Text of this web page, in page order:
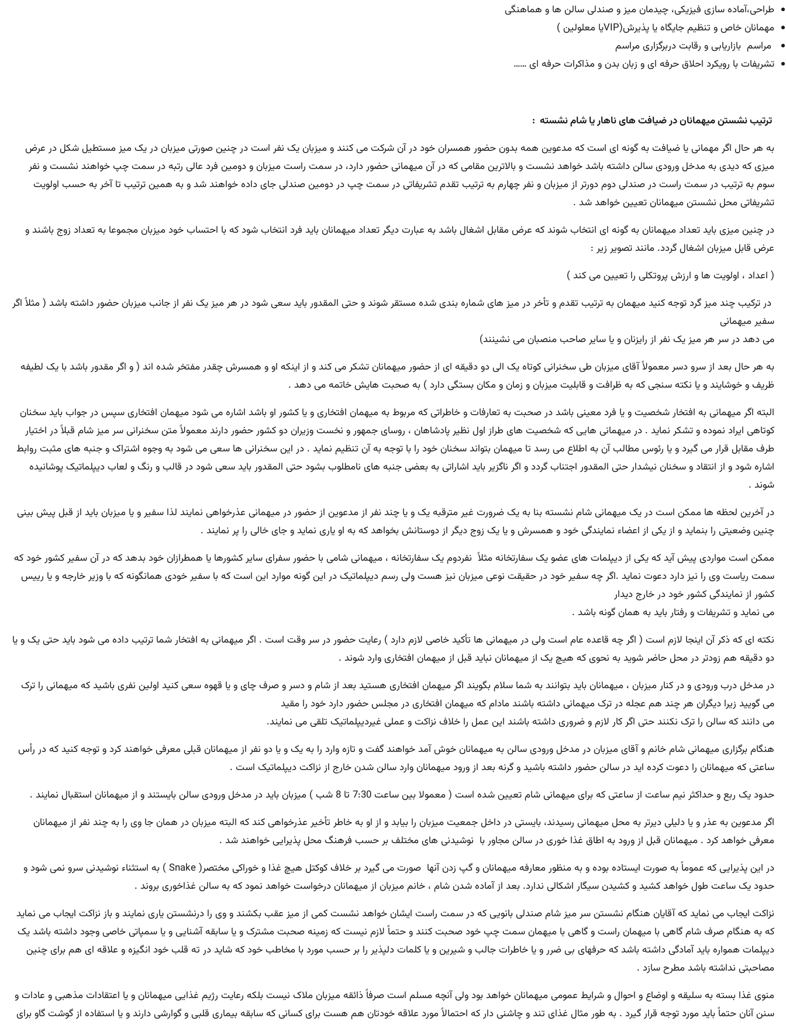
طراحی،آماده سازی فیزیکی، چیدمان میز و صندلی سالن ها و هماهنگی
مهمانان خاص و تنظیم جایگاه یا پذیرش(VIPیا معلولین )
مراسم بازاریابی و رقابت دربرگزاری مراسم
تشریفات با رویکرد احلاق حرفه ای و زبان بدن و مذاکرات حرفه ای ……
ترتیب نشستن میهمانان در ضیافت های ناهار یا شام نشسته :
به هر حال اگر مهمانی یا ضیافت به گونه ای است که مدعوین همه بدون حضور همسران خود در آن شرکت می کنند و میزبان یک نفر است در چنین صورتی میزبان در یک میز مستطیل شکل در عرض
میزی که دیدی به مدخل ورودی سالن داشته باشد خواهد نشست و بالاترین مقامی که در آن میهمانی حضور دارد، در سمت راست میزبان و دومین فرد عالی رتبه در سمت چپ خواهند نشست و نفر
سوم به ترتیب در سمت راست در صندلی دوم دورتر از میزبان و نفر چهارم به ترتیب تقدم تشریفاتی در سمت چپ در دومین صندلی جای داده خواهند شد و به همین ترتیب تا آخر به حسب اولویت
تشریفاتی محل نشستن میهمانان تعیین خواهد شد .
در چنین میزی باید تعداد میهمانان به گونه ای انتخاب شوند که عرض مقابل اشغال باشد به عبارت دیگر تعداد میهمانان باید فرد انتخاب شود که با احتساب خود میزبان مجموعا به تعداد زوج باشند و
عرض قابل میزبان اشغال گردد. مانند تصویر زیر :
( اعداد ، اولویت ها و ارزش پروتکلی را تعیین می کند )
در ترکیب چند میز گرد توجه کنید میهمان به ترتیب تقدم و تأخر در میز های شماره بندی شده مستقر شوند و حتی المقدور باید سعی شود در هر میز یک نفر از جانب میزبان حضور داشته باشد ( مثلاً اگر
سفیر میهمانی
می دهد در سر هر میز یک نفر از رایزنان و یا سایر صاحب منصبان می نشینند)
به هر حال بعد از سرو دسر معمولاً آقای میزبان طی سخنرانی کوتاه یک الی دو دقیقه ای از حضور میهمانان تشکر می کند و از اینکه او و همسرش چقدر مفتخر شده اند ( و اگر مقدور باشد با یک لطیفه
ظریف و خوشایند و یا نکته سنجی که به ظرافت و قابلیت میزبان و زمان و مکان بستگی دارد ) به صحبت هایش خاتمه می دهد .
البته اگر میهمانی به افتخار شخصیت و یا فرد معینی باشد در صحبت به تعارفات و خاطراتی که مربوط به میهمان افتخاری و یا کشور او باشد اشاره می شود میهمان افتخاری سپس در جواب باید سخنان
کوتاهی ایراد نموده و تشکر نماید . در میهمانی هایی که شخصیت های طراز اول نظیر پادشاهان ، روسای جمهور و نخست وزیران دو کشور حضور دارند معمولاً متن سخنرانی سر میز شام قبلاً در اختیار
طرف مقابل قرار می گیرد و یا رئوس مطالب آن به اطلاع می رسد تا میهمان بتواند سخنان خود را با توجه به آن تنظیم نماید . در این سخنرانی ها سعی می شود به وجوه اشتراک و جنبه های مثبت روابط
اشاره شود و از انتقاد و سخنان نیشدار حتی المقدور اجتناب گردد و اگر ناگزیر باید اشاراتی به بعضی جنبه های نامطلوب بشود حتی المقدور باید سعی شود در قالب و رنگ و لعاب دیپلماتیک پوشانیده
شوند .
در آخرین لحظه ها ممکن است در یک میهمانی شام نشسته بنا به یک ضرورت غیر مترقبه یک و یا چند نفر از مدعوین از حضور در میهمانی عذرخواهی نمایند لذا سفیر و یا میزبان باید از قبل پیش بینی
چنین وضعیتی را بنماید و از یکی از اعضاء نمایندگی خود و همسرش و یا یک زوج دیگر از دوستانش بخواهد که به او یاری نماید و جای خالی را پر نمایند .
ممکن است مواردی پیش آید که یکی از دیپلمات های عضو یک سفارتخانه مثلاً نفردوم یک سفارتخانه ، میهمانی شامی با حضور سفرای سایر کشورها یا همطرازان خود بدهد که در آن سفیر کشور خود که
سمت ریاست وی را نیز دارد دعوت نماید .اگر چه سفیر خود در حقیقت نوعی میزبان نیز هست ولی رسم دیپلماتیک در این گونه موارد این است که با سفیر خودی همانگونه که با وزیر خارجه و یا رییس
کشور از نمایندگی کشور خود در خارج دیدار
می نماید و تشریفات و رفتار باید به همان گونه باشد .
نکته ای که ذکر آن اینجا لازم است ( اگر چه قاعده عام است ولی در میهمانی ها تأکید خاصی لازم دارد ) رعایت حضور در سر وقت است . اگر میهمانی به افتخار شما ترتیب داده می شود باید حتی یک و یا
دو دقیقه هم زودتر در محل حاضر شوید به نحوی که هیچ یک از میهمانان نباید قبل از میهمان افتخاری وارد شوند .
در مدخل درب ورودی و در کنار میزبان ، میهمانان باید بتوانند به شما سلام بگویند اگر میهمان افتخاری هستید بعد از شام و دسر و صرف چای و یا قهوه سعی کنید اولین نفری باشید که میهمانی را ترک
می گویید زیرا دیگران هر چند هم عجله در ترک میهمانی داشته باشند مادام که میهمان افتخاری در مجلس حضور دارد خود را مقید
می دانند که سالن را ترک نکنند حتی اگر کار لازم و ضروری داشته باشند این عمل را خلاف نزاکت و عملی غیردیپلماتیک تلقی می نمایند.
هنگام برگزاری میهمانی شام خانم و آقای میزبان در مدخل ورودی سالن به میهمانان خوش آمد خواهند گفت و تازه وارد را به یک و یا دو نفر از میهمانان قبلی معرفی خواهند کرد و توجه کنید که در رأس
ساعتی که میهمانان را دعوت کرده اید در سالن حضور داشته باشید و گرنه بعد از ورود میهمانان وارد سالن شدن خارج از نزاکت دیپلماتیک است .
حدود یک ربع و حداکثر نیم ساعت از ساعتی که برای میهمانی شام تعیین شده است ( معمولا بین ساعت 7:30 تا 8 شب ) میزبان باید در مدخل ورودی سالن بایستند و از میهمانان استقبال نمایند .
اگر مدعوین به عذر و یا دلیلی دیرتر به محل میهمانی رسیدند، بایستی در داخل جمعیت میزبان را بیابد و از او به خاطر تأخیر عذرخواهی کند که البته میزبان در همان جا وی را به چند نفر از میهمانان
معرفی خواهد کرد . میهمانان قبل از ورود به اطاق غذا خوری در سالن مجاور با نوشیدنی های مختلف بر حسب فرهنگ محل پذیرایی خواهند شد .
در این پذیرایی که عموماً به صورت ایستاده بوده و به منظور معارفه میهمانان و گپ زدن آنها صورت می گیرد بر خلاف کوکتل هیچ غذا و خوراکی مختصر( Snake ) به استثناء نوشیدنی سرو نمی شود و
حدود یک ساعت طول خواهد کشید و کشیدن سیگار اشکالی ندارد. بعد از آماده شدن شام ، خانم میزبان از میهمانان درخواست خواهد نمود که به سالن غذاخوری بروند .
نزاکت ایجاب می نماید که آقایان هنگام نشستن سر میز شام صندلی بانویی که در سمت راست ایشان خواهد نشست کمی از میز عقب بکشند و وی را درنشستن یاری نمایند و باز نزاکت ایجاب می نماید
که به هنگام صرف شام گاهی با میهمان راست و گاهی با میهمان سمت چپ خود صحبت کنند و حتماً لازم نیست که زمینه صحبت مشترک و یا سابقه آشنایی و یا سمپاتی خاصی وجود داشته باشد یک
دیپلمات همواره باید آمادگی داشته باشد که حرفهای بی ضرر و یا خاطرات جالب و شیرین و یا کلمات دلپذیر را بر حسب مورد با مخاطب خود که شاید در ته قلب خود انگیزه و علاقه ای هم برای چنین
مصاحبتی نداشته باشد مطرح سازد .
منوی غذا بسته به سلیقه و اوضاع و احوال و شرایط عمومی میهمانان خواهد بود ولی آنچه مسلم است صرفاً ذائقه میزبان ملاک نیست بلکه رعایت رژیم غذایی میهمانان و یا اعتقادات مذهبی و عادات و
سنن آنان حتماً باید مورد توجه قرار گیرد . به طور مثال غذای تند و چاشنی دار که احتمالاً مورد علاقه خودتان هم هست برای کسانی که سابقه بیماری قلبی و گوارشی دارند و یا استفاده از گوشت گاو برای